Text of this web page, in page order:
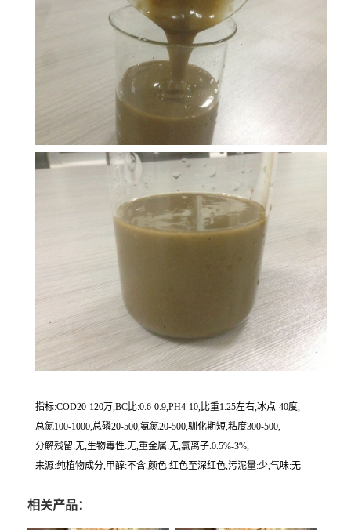
指标:COD20-120万,BC比:0.6-0.9,PH4-10,比重1.25左右,冰点-40度,
总氮100-1000,总磷20-500,氨氮20-500,驯化期短,粘度300-500,
分解残留:无,生物毒性:无,重金属:无,氯离子:0.5%-3%,
来源:纯植物成分,甲醇:不含,颜色:红色至深红色,污泥量:少,气味:无
相关产品：